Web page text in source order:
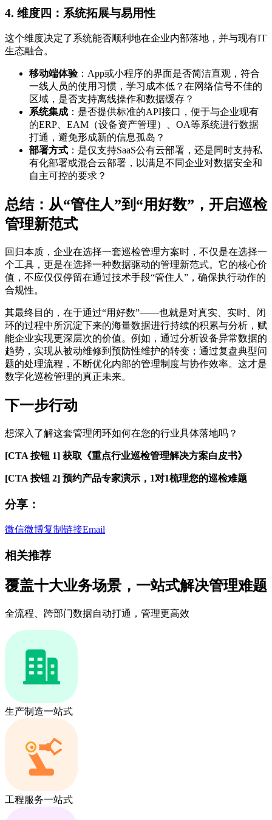
4. 维度四：系统拓展与易用性
这个维度决定了系统能否顺利地在企业内部落地，并与现有IT
生态融合。
移动端体验：App或小程序的界面是否简洁直观，符合
一线人员的使用习惯，学习成本低？在网络信号不佳的
区域，是否支持离线操作和数据缓存？
系统集成 ：是否提供标准的API接口，便于与企业现有
的ERP、EAM（设备资产管理）、OA等系统进行数据
打通，避免形成新的信息孤岛？
部署方式 ：是仅支持SaaS公有云部署，还是同时支持私
有化部署或混合云部署，以满足不同企业对数据安全和
自主可控的要求？
总结：从“管住人”到“用好数”，开启巡检
管理新范式
回归本质，企业在选择一套巡检管理方案时，不仅是在选择一
个工具，更是在选择一种数据驱动的管理新范式。它的核心价
值，不应仅仅停留在通过技术手段“管住人”，确保执行动作的
合规性。
其最终目的，在于通过“用好数”——也就是对真实、实时、闭
环的过程中所沉淀下来的海量数据进行持续的积累与分析，赋
能企业实现更深层次的价值。例如，通过分析设备异常数据的
趋势，实现从被动维修到预防性维护的转变；通过复盘典型问
题的处理流程，不断优化内部的管理制度与协作效率。这才是
数字化巡检管理的真正未来。
下一步行动
想深入了解这套管理闭环如何在您的行业具体落地吗？
[CTA 按钮 1] 获取《重点行业巡检管理解决方案白皮书》
[CTA 按钮 2] 预约产品专家演示，1对1梳理您的巡检难题
分享：
微信微博复制链接Email
相关推荐
覆盖十大业务场景，一站式解决管理难题
全流程、跨部门数据自动打通，管理更高效
生产制造一站式
工程服务一站式